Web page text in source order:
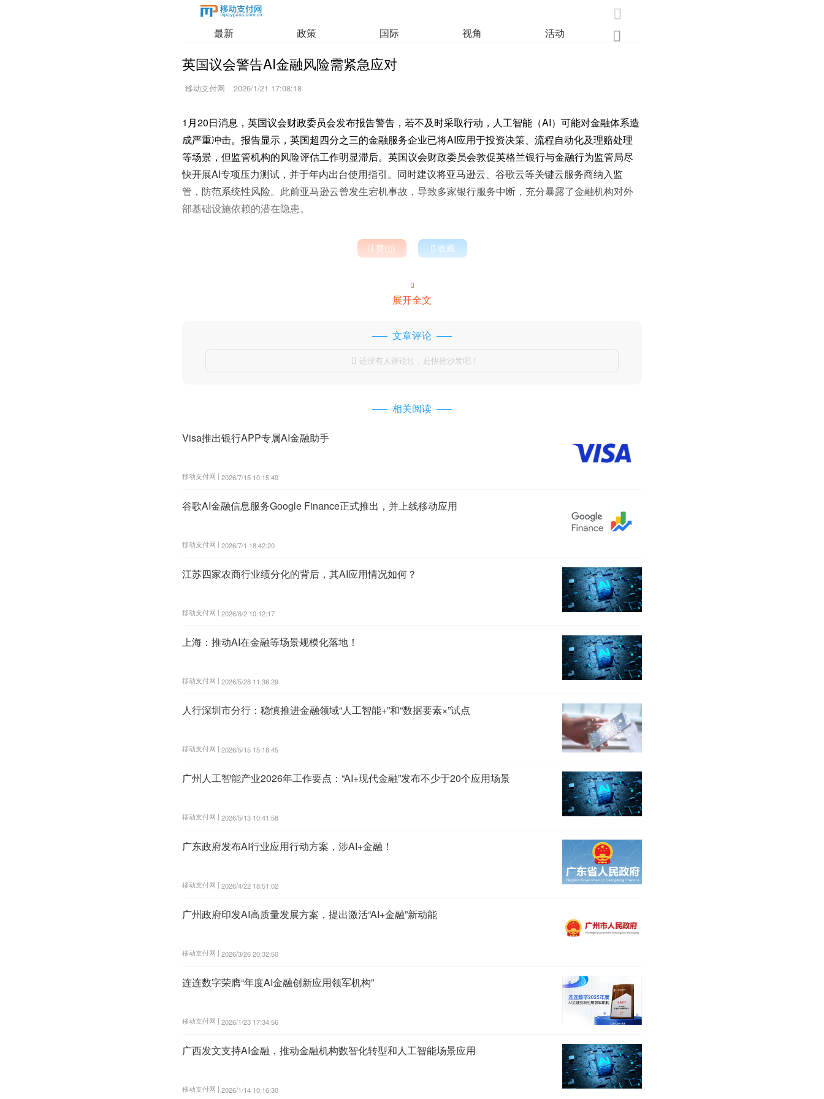

最新 政策 国际 视角 活动 
英国议会警告AI金融风险需紧急应对
移动支付网 2026/1/21 17:08:18
1月20日消息，英国议会财政委员会发布报告警告，若不及时采取行动，人工智能（AI）可能对金融体系造
成严重冲击。报告显示，英国超四分之三的金融服务企业已将AI应用于投资决策、流程自动化及理赔处理
等场景，但监管机构的风险评估工作明显滞后。英国议会财政委员会敦促英格兰银行与金融行为监管局尽
快开展AI专项压力测试，并于年内出台使用指引。同时建议将亚马逊云、谷歌云等关键云服务商纳入监
管，防范系统性风险。此前亚马逊云曾发生宕机事故，导致多家银行服务中断，充分暴露了金融机构对外
部基础设施依赖的潜在隐患。
 赞()  收藏

展开全文
文章评论
 还没有人评论过，赶快抢沙发吧！
相关阅读
Visa推出银行APP专属AI金融助手
移动支付网 | 2026/7/15 10:15:49
谷歌AI金融信息服务Google Finance正式推出，并上线移动应用
移动支付网 | 2026/7/1 18:42:20
江苏四家农商行业绩分化的背后，其AI应用情况如何？
移动支付网 | 2026/6/2 10:12:17
上海：推动AI在金融等场景规模化落地！
移动支付网 | 2026/5/28 11:36:29
人行深圳市分行：稳慎推进金融领域“人工智能+”和“数据要素×”试点
移动支付网 | 2026/5/15 15:18:45
广州人工智能产业2026年工作要点：“AI+现代金融”发布不少于20个应用场景
移动支付网 | 2026/5/13 10:41:58
广东政府发布AI行业应用行动方案，涉AI+金融！
移动支付网 | 2026/4/22 18:51:02
广州政府印发AI高质量发展方案，提出激活“AI+金融”新动能
移动支付网 | 2026/3/26 20:32:50
连连数字荣膺“年度AI金融创新应用领军机构”
移动支付网 | 2026/1/23 17:34:56
广西发文支持AI金融，推动金融机构数智化转型和人工智能场景应用
移动支付网 | 2026/1/14 10:16:30